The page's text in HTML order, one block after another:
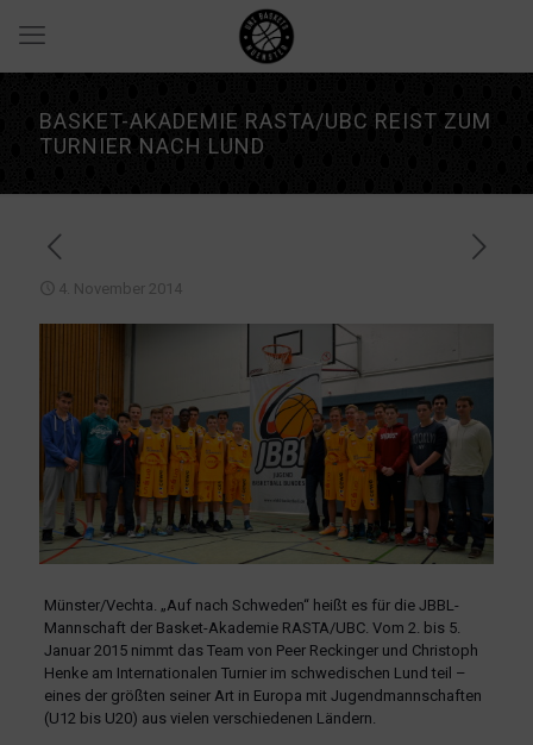
BASKET-AKADEMIE RASTA/UBC REIST ZUM
TURNIER NACH LUND
4. November 2014
Münster/Vechta. „Auf nach Schweden“ heißt es für die JBBL-
Mannschaft der Basket-Akademie RASTA/UBC. Vom 2. bis 5.
Januar 2015 nimmt das Team von Peer Reckinger und Christoph
Henke am Internationalen Turnier im schwedischen Lund teil –
eines der größten seiner Art in Europa mit Jugendmannschaften
(U12 bis U20) aus vielen verschiedenen Ländern.